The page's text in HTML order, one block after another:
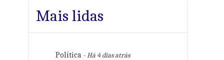
Mais lidas
Política - Há 4 dias atrás